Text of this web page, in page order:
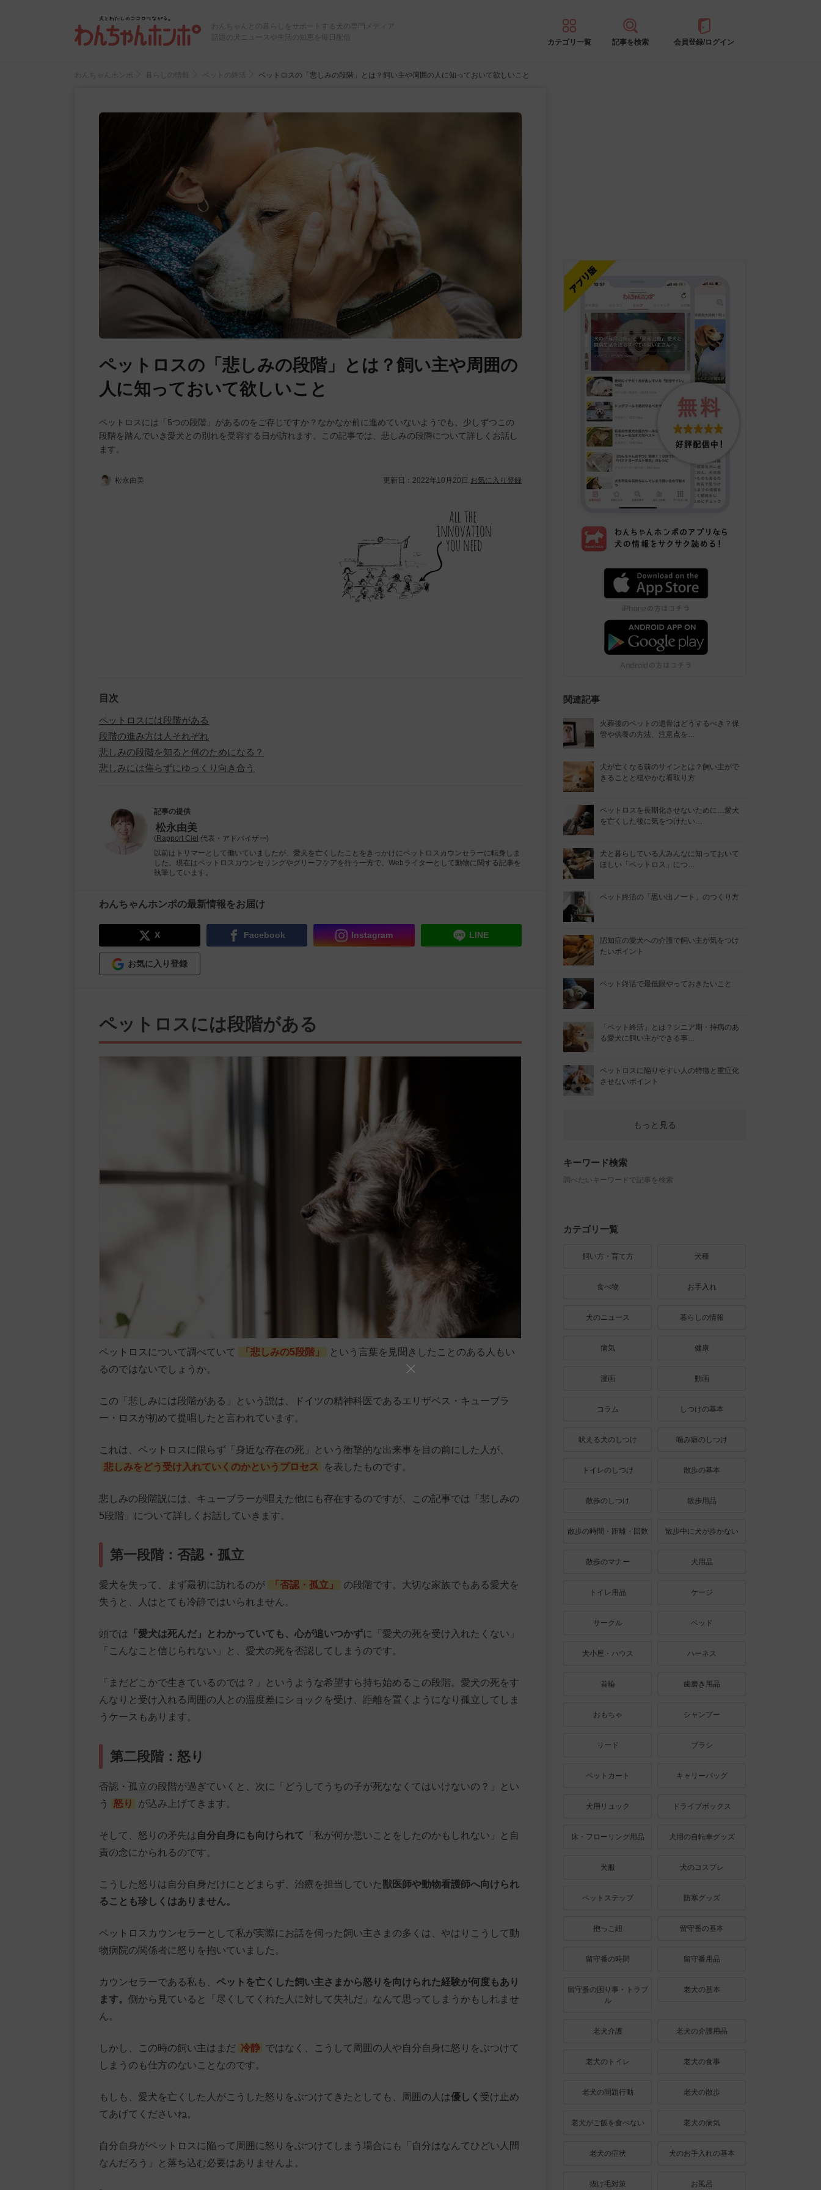
わんちゃんとの暮らしをサポートする犬の専門メディア
話題の犬ニュースや生活の知恵を毎日配信
カテゴリ一覧 記事を検索 会員登録/ログイン
わんちゃんホンポ ペットロスの「悲しみの段階」とは？飼い主や周囲の人に知っておいて欲しいこと
ペットロスの「悲しみの段階」とは？飼い主や周囲の
人に知っておいて欲しいこと
ペットロスには「5つの段階」があるのをご存じですか？なかなか前に進めていないようでも、少しずつこの
段階を踏んでいき愛犬との別れを受容する日が訪れます。この記事では、悲しみの段階について詳しくお話し
ます。
松永由美 更新日： 2022年10月20日 お気に入り登録
目次
ペットロスには段階がある
段階の進み方は人それぞれ
悲しみの段階を知ると何のためになる？
悲しみには焦らずにゆっくり向き合う
記事の提供
松永由美
(Rapport Ciel 代表・アドバイザー)
以前はトリマーとして働いていましたが、愛犬を亡くしたことをきっかけにペットロスカウンセラーに転身しま
した。現在はペットロスカウンセリングやグリーフケアを行う一方で、Webライターとして動物に関する記事を
執筆しています。
わんちゃんホンポの最新情報をお届け
X Facebook Instagram LINE
お気に入り登録
ペットロスには段階がある
ペットロスについて調べていて 「悲しみの5段階」
という言葉を見聞きしたことのある人もい
るのではないでしょうか。
この「悲しみには段階がある」という説は、ドイツの精神科医であるエリザベス・キューブラ
ー・ロスが初めて提唱したと言われています。
これは、ペットロスに限らず「身近な存在の死」という衝撃的な出来事を目の前にした人が、
悲しみをどう受け入れていくのかというプロセス
を表したものです。
悲しみの段階説には、キューブラーが唱えた他にも存在するのですが、この記事では「悲しみの
5段階」について詳しくお話していきます。
第一段階：否認・孤立
愛犬を失って、まず最初に訪れるのが 「否認・孤立」
の段階です。大切な家族でもある愛犬を
失うと、人はとても冷静ではいられません。
頭では 「愛犬は死んだ」とわかっていても、心が追いつかずに「愛犬の死を受け入れたくない」
「こんなこと信じられない」と、愛犬の死を否認してしまうのです。
「まだどこかで生きているのでは？」というような希望すら持ち始めるこの段階。愛犬の死をす
んなりと受け入れる周囲の人との温度差にショックを受け、距離を置くようになり孤立してしま
うケースもあります。
第二段階：怒り
否認・孤立の段階が過ぎていくと、次に「どうしてうちの子が死ななくてはいけないの？」とい
う
怒り が込み上げてきます。
そして、怒りの矛先は 自分自身にも向けられて 「私が何か悪いことをしたのかもしれない」と自
責の念にかられるのです。
こうした怒りは自分自身だけにとどまらず、治療を担当していた獣医師や動物看護師へ向けられ
ることも珍しくはありません。
ペットロスカウンセラーとして私が実際にお話を伺った飼い主さまの多くは、やはりこうして動
物病院の関係者に怒りを抱いていました。
カウンセラーである私も、 ペットを亡くした飼い主さまから怒りを向けられた経験が何度もあり
ます。 側から見ていると「尽くしてくれた人に対して失礼だ」なんて思ってしまうかもしれませ
ん。
しかし、この時の飼い主はまだ 冷静 ではなく、こうして周囲の人や自分自身に怒りをぶつけて
しまうのも仕方のないことなのです。
もしも、愛犬を亡くした人がこうした怒りをぶつけてきたとしても、周囲の人は優しく 受け止め
てあげてくださいね。
自分自身がペットロスに陥って周囲に怒りをぶつけてしまう場合にも「自分はなんてひどい人間
なんだろう」と落ち込む必要はありませんよ。
関連記事
火葬後のペットの遺骨はどうするべき？保
管や供養の方法、注意点を…
犬が亡くなる前のサインとは？飼い主がで
きることと穏やかな看取り方
ペットロスを長期化させないために…愛犬
を亡くした後に気をつけたい…
犬と暮らしている人みんなに知っておいて
ほしい「ペットロス」につ…
ペット終活の「思い出ノート」のつくり方
認知症の愛犬への介護で飼い主が気をつけ
たいポイント
ペット終活で最低限やっておきたいこと
「ペット終活」とは？シニア期・持病のあ
る愛犬に飼い主ができる事…
ペットロスに陥りやすい人の特徴と重症化
させないポイント
もっと見る
キーワード検索
調べたいキーワードで記事を検索
カテゴリ一覧
飼い方・育て方 犬種
食べ物 お手入れ
犬のニュース 暮らしの情報
病気 健康
漫画 動画
コラム しつけの基本
吠える犬のしつけ 噛み癖のしつけ
トイレのしつけ 散歩の基本
散歩のしつけ 散歩用品
散歩の時間・距離・回数 散歩中に犬が歩かない
散歩のマナー 犬用品
トイレ用品 ケージ
サークル ベッド
犬小屋・ハウス ハーネス
首輪 歯磨き用品
おもちゃ シャンプー
リード ブラシ
ペットカート キャリーバッグ
犬用リュック ドライブボックス
床・フローリング用品 犬用の自転車グッズ
犬服 犬のコスプレ
ペットステップ 防寒グッズ
抱っこ紐 留守番の基本
留守番の時間 留守番用品
留守番の困り事・トラブ
ル
老犬の基本
老犬介護 老犬の介護用品
老犬のトイレ 老犬の食事
老犬の問題行動 老犬の散歩
老犬がご飯を食べない 老犬の病気
老犬の症状 犬のお手入れの基本
抜け毛対策 お風呂